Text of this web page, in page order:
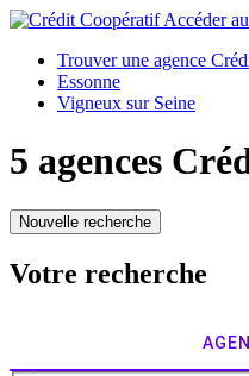
Accéder
Trouver une agence
Essonne
Vigneux sur Seine
5 agences
Nouvelle recherche
Votre recherche